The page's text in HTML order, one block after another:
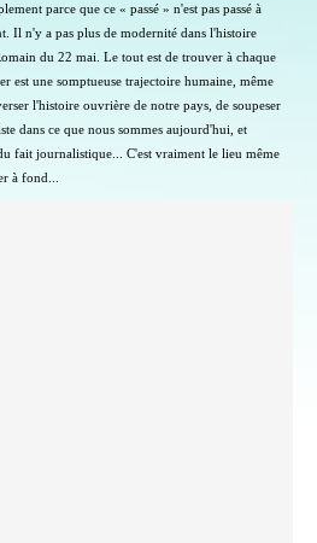
parce que ce « passé » n'est pas passé à
Il n'y a pas plus de modernité dans l'histoire
du 22 mai. Le tout est de trouver à chaque
est une somptueuse trajectoire humaine, même
l'histoire ouvrière de notre pays, de soupeser
dans ce que nous sommes aujourd'hui, et
fait journalistique... C'est vraiment le lieu même
à fond...